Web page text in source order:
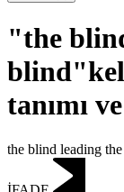
"the
tanımı
the blind leading
İFADE